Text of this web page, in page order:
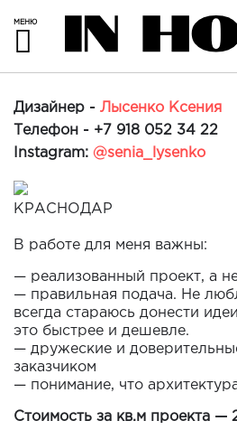
МЕНЮ
Дизайнер - Лысенко Ксения
Телефон - +7 918 052 34 22
Instagram: @senia_lysenko
КРАСНОДАР
В работе для меня важны:
— реализованный проект, а
— правильная подача. Не
всегда стараюсь донести
это быстрее и дешевле.
— дружеские и
заказчиком
— понимание, что
Стоимость за кв.м проекта —